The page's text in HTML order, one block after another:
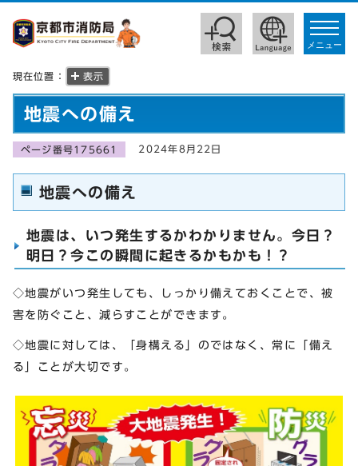
toggle
メニュー
現在位置： 表示
地震への備え
ページ番号175661 2024年8月22日
地震への備え
地震は、いつ発生するかわかりません。今日？
明日？今この瞬間に起きるかもかも！？
◇地震がいつ発生しても、しっかり備えておくことで、被
害を防ぐこと、減らすことができます。
◇地震に対しては、「身構える」のではなく、常に「備え
る」ことが大切です。